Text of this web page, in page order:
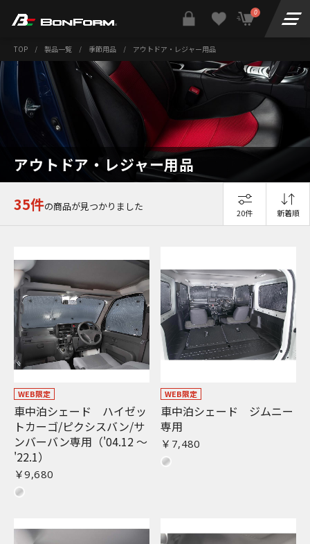
0
TOP / 製品一覧 / 季節用品 / アウトドア・レジャー用品
アウトドア・レジャー用品
35件の商品が見つかりました
20件 新着順
WEB限定
車中泊シェード ハイゼッ
トカーゴ/ピクシスバン/サ
ンバーバン専用（'04.12 〜
'22.1）
￥9,680
WEB限定
車中泊シェード ジムニー
専用
￥7,480